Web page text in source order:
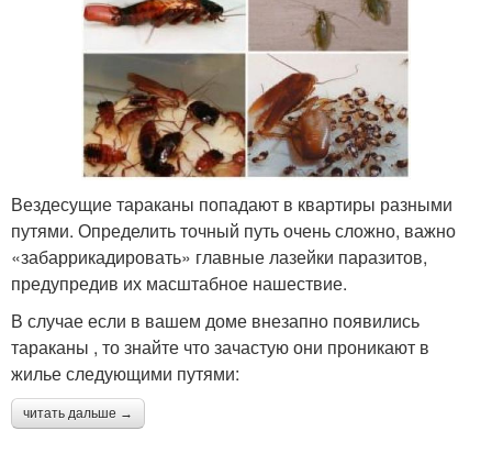
Вездесущие тараканы попадают в квартиры разными
путями. Определить точный путь очень сложно, важно
«забаррикадировать» главные лазейки паразитов,
предупредив их масштабное нашествие.
В случае если в вашем доме внезапно появились
тараканы , то знайте что зачастую они проникают в
жилье следующими путями:
читать дальше →